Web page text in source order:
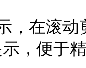
，在滚
，便于